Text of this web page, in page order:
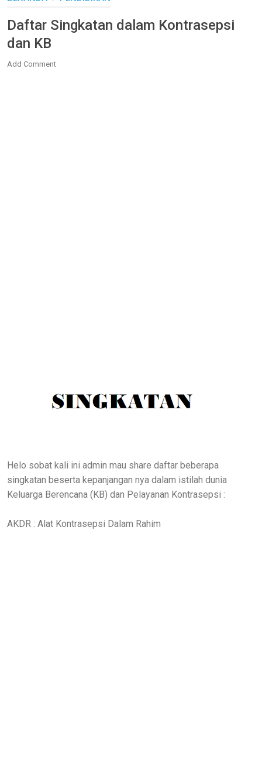
Daftar Singkatan dalam Kontrasepsi
dan KB
Add Comment
Helo sobat kali ini admin mau share daftar beberapa
singkatan beserta kepanjangan nya dalam istilah dunia
Keluarga Berencana (KB) dan Pelayanan Kontrasepsi :
AKDR : Alat Kontrasepsi Dalam Rahim